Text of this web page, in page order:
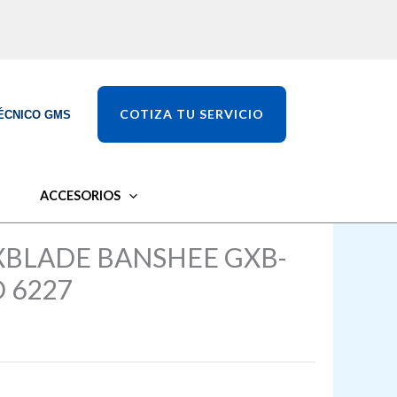
GMS COTIZA TU SERVICIO
ACCESORIOS
BANSHEE GXB-
6227